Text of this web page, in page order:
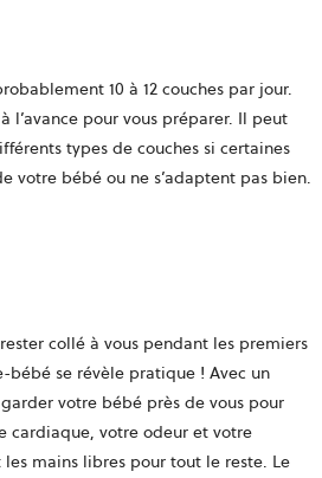
10 à 12 couches par jour.
l’avance pour vous préparer. Il peut
types de couches si certaines
votre bébé ou ne s’adaptent pas bien.
collé à vous pendant les premiers
bébé se révèle pratique ! Avec un
votre bébé près de vous pour
cardiaque, votre odeur et votre
mains libres pour tout le reste. Le